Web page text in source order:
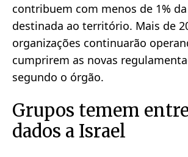
contribuem com menos de 1%
destinada ao território. Mais de
organizações continuarão
cumprirem as novas
segundo o órgão.
Grupos temem
dados a Israel